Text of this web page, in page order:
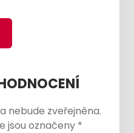
nebude zveřejněna.
jsou označeny *